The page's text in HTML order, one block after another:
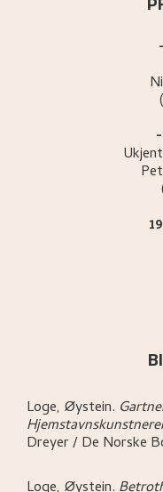
Loge, Øystein.
Dreyer / De Norske